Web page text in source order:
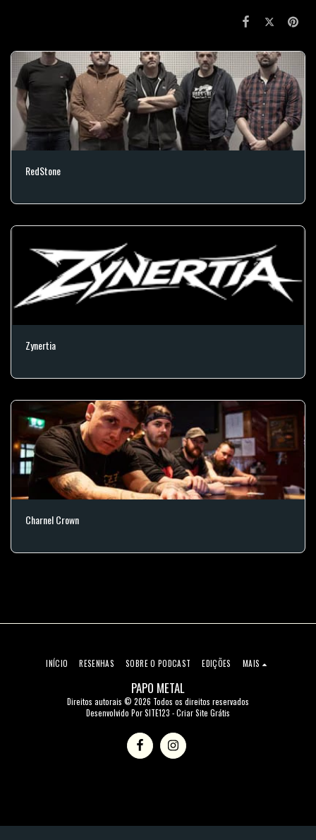
RedStone
Zynertia
Charnel Crown
PAPO METAL
Direitos autorais © 2026 Todos os direitos reservados
Desenvolvido PorSITE123 -Criar Site Grátis
INÍCIO RESENHAS SOBRE O PODCAST EDIÇÕES MAIS